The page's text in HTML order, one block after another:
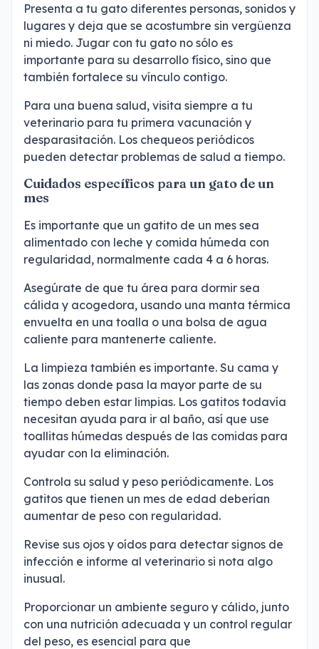
Presenta a tu gato diferentes personas, sonidos y
lugares y deja que se acostumbre sin vergüenza
ni miedo. Jugar con tu gato no sólo es
importante para su desarrollo físico, sino que
también fortalece su vínculo contigo.
Para una buena salud, visita siempre a tu
veterinario para tu primera vacunación y
desparasitación. Los chequeos periódicos
pueden detectar problemas de salud a tiempo.
Cuidados específicos para un gato de un
mes
Es importante que un gatito de un mes sea
alimentado con leche y comida húmeda con
regularidad, normalmente cada 4 a 6 horas.
Asegúrate de que tu área para dormir sea
cálida y acogedora, usando una manta térmica
envuelta en una toalla o una bolsa de agua
caliente para mantenerte caliente.
La limpieza también es importante. Su cama y
las zonas donde pasa la mayor parte de su
tiempo deben estar limpias. Los gatitos todavía
necesitan ayuda para ir al baño, así que use
toallitas húmedas después de las comidas para
ayudar con la eliminación.
Controla su salud y peso periódicamente. Los
gatitos que tienen un mes de edad deberían
aumentar de peso con regularidad.
Revise sus ojos y oídos para detectar signos de
infección e informe al veterinario si nota algo
inusual.
Proporcionar un ambiente seguro y cálido, junto
con una nutrición adecuada y un control regular
del peso, es esencial para que